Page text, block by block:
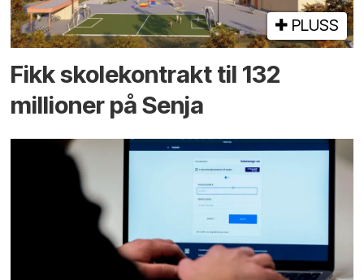
PLUSS
Fikk skole­kontrakt til 132
millioner på Senja